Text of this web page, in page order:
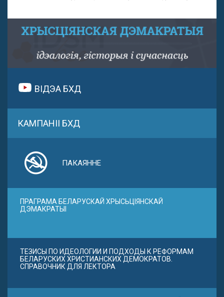
ВІДЭА БХД
КАМПАНІІ БХД
ПАКАЯННЕ
ПРАГРАМА БЕЛАРУСКАЙ ХРЫСЬЦІЯНСКАЙ
ДЭМАКРАТЫІ
ТЕЗИСЫ ПО ИДЕОЛОГИИ И ПОДХОДЫ К РЕФОРМАМ
БЕЛАРУСКИХ ХРИСТИАНСКИХ ДЕМОКРАТОВ.
СПРАВОЧНИК ДЛЯ ЛЕКТОРА